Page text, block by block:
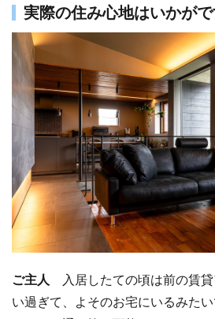
実際の住み心地はいかがで
ご主人
入居したての頃は前の賃
い過ぎて、よそのお宅にいるみた